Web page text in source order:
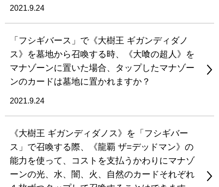
2021.9.24
「フシギバース」で《大樹王 ギガンディダノ
ス》を墓地から召喚する時、《大喰の超人》を
マナゾーンに置いた場合、タップしたマナゾー
ンのカードは墓地に置かれますか？
2021.9.24
《大樹王 ギガンディダノス》を「フシギバー
ス」で召喚する際、《龍覇 ザ=デッドマン》の
能力を使って、コストを支払うかわりにマナゾ
ーンの光、水、闇、火、自然のカードそれぞれ